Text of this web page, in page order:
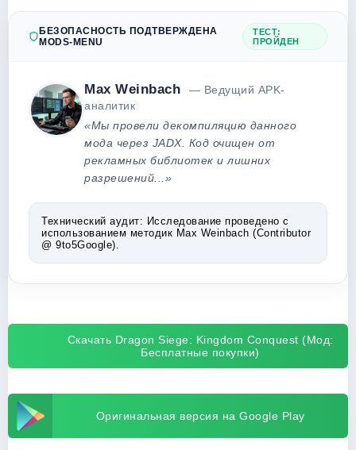
БЕЗОПАСНОСТЬ ПОДТВЕРЖДЕНА
MODS-MENU
ТЕСТ:
ПРОЙДЕН
Max Weinbach
— Ведущий APK-
аналитик
«Мы провели декомпиляцию данного
мода через JADX. Код очищен от
рекламных библиотек и лишних
разрешений...»
Технический аудит: Исследование проведено с
использованием методик Max Weinbach (Contributor
@ 9to5Google).
Скачать Dragon Siege: Kingdom Conquest (Мод:
Бесплатные покупки)
Оригинальная версия на Google Play